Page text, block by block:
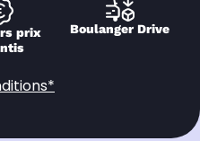
prix
Boulanger Drive